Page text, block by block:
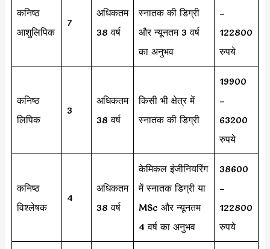
कनिष्ठ
आशुलिपिक
7
अधिकतम
38 वर्ष
स्नातक की डिग्री
और न्यूनतम 3 वर्ष
का अनुभव
–
122800
रुपये
कनिष्ठ
लिपिक
3
अधिकतम
38 वर्ष
किसी भी क्षेत्र में
स्नातक की डिग्री
19900
–
63200
रुपये
कनिष्ठ
विश्लेषक
4
अधिकतम
38 वर्ष
केमिकल इंजीनियरिंग
में स्नातक डिग्री या
MSc और न्यूनतम
4 वर्ष का अनुभव
38600
–
122800
रुपये